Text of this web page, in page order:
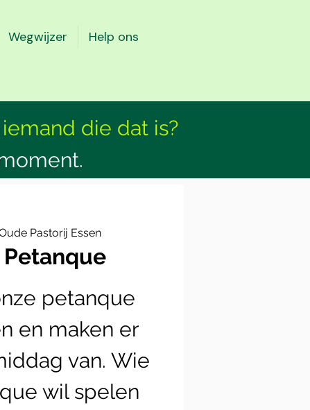
Wegwijzer Help ons
die dat is?
Pastorij Essen
Petanque
petanque
en maken er
van. Wie
wil spelen